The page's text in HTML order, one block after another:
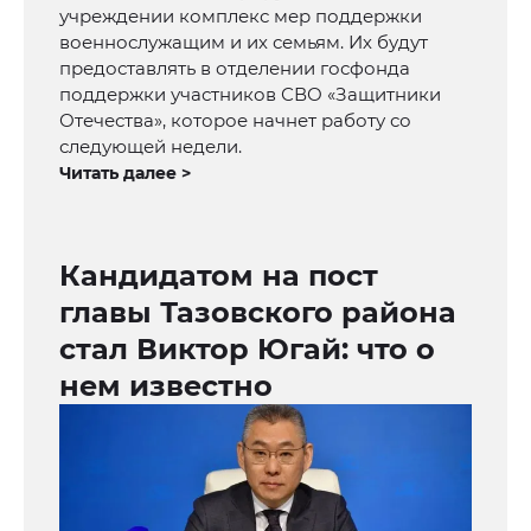
учреждении комплекс мер поддержки
военнослужащим и их семьям. Их будут
предоставлять в отделении госфонда
поддержки участников СВО «Защитники
Отечества», которое начнет работу со
следующей недели.
Читать далее >
Кандидатом на пост
главы Тазовского района
стал Виктор Югай: что о
нем известно